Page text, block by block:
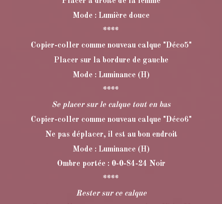
Mode : Lumière douce
****
Copier-coller comme nouveau calque "Déco5"
Placer sur la bordure de gauche
Mode : Luminance (H)
****
Se placer sur le calque tout en bas
Copier-coller comme nouveau calque "Déco6"
Ne pas déplacer, il est au bon endroit
Mode : Luminance (H)
Ombre portée : 0-0-84-24 Noir
****
Rester sur ce calque